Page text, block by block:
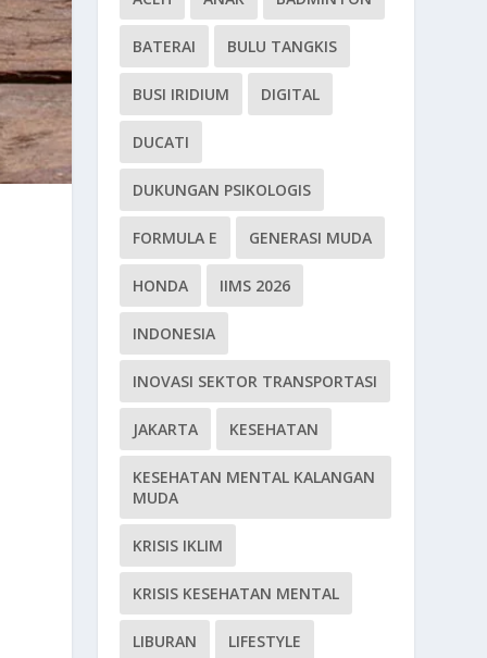
BATERAI BULU TANGKIS
BUSI IRIDIUM DIGITAL
DUCATI
DUKUNGAN PSIKOLOGIS
FORMULA E GENERASI MUDA
HONDA IIMS 2026
INDONESIA
INOVASI SEKTOR TRANSPORTASI
JAKARTA KESEHATAN
KESEHATAN MENTAL KALANGAN
MUDA
KRISIS IKLIM
KRISIS KESEHATAN MENTAL
LIBURAN LIFESTYLE